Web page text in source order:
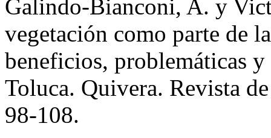
Galindo-Bianconi, A. y
vegetación como parte de
beneficios, problemáticas
Toluca. Quivera. Revista
98-108.